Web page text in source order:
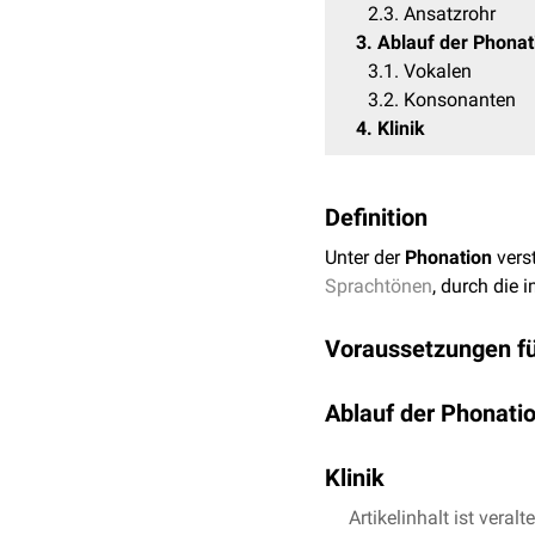
2.3 Ansatzrohr
3 Ablauf der
3.1 Vokalen
3.2 Konsonanten
4 Klinik
Definition
Unter der Phonation
Sprachtönen, durch die
Voraussetzungen
Intaktes Hörorgan
während des Sprechens
Windraum
Ablauf der
einem rhythmischen
Stellung und
Klinik
Bei einem einseitigen
Artikelinhalt ist